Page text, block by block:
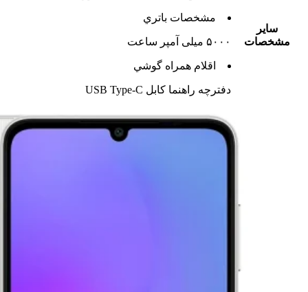
ساير
مشخصات
مشخصات باتري
۵۰۰۰ میلی آمپر ساعت
اقلام همراه گوشي
دفترچه‌ راهنما کابل USB Type-C